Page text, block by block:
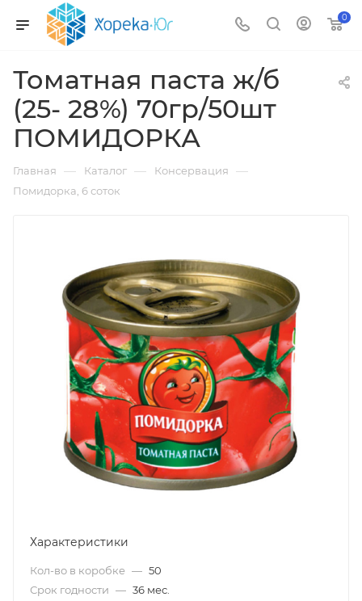
0
Томатная паста ж/б
(25- 28%) 70гр/50шт
ПОМИДОРКА
Главная — Каталог — Консервация —
Помидорка, 6 соток
Характеристики
Кол-во в коробке — 50
Срок годности — 36 мес.